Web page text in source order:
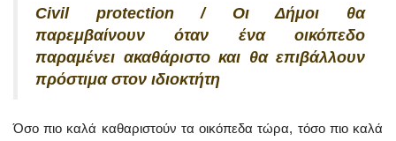
Civil protection / Οι Δήμοι θα
παρεμβαίνουν όταν ένα οικόπεδο
παραμένει ακαθάριστο και θα επιβάλλουν
πρόστιμα στον ιδιοκτήτη
Όσο πιο καλά καθαριστούν τα οικόπεδα τώρα, τόσο πιο καλά